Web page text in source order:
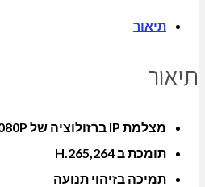
תיאור
תיאור
מצלמת IP ברזולוציה של 1080P או 720P
תומכת ב 264,H.265
תמיכה בזיהוי תנועה